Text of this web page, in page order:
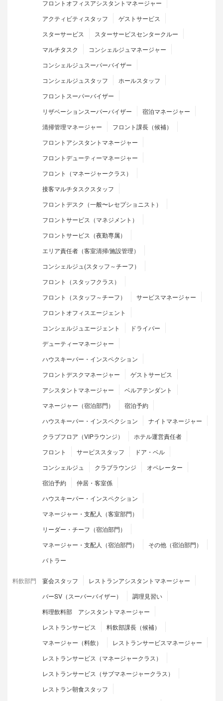
フロントオフィスアシスタントマネージャー
アクティビティスタッフ
ゲストサービス
スターサービス
スターサービスセンタークルー
マルチタスク
コンシェルジュマネージャー
コンシェルジュスーパーバイザー
コンシェルジュスタッフ
ホールスタッフ
フロントスーパーバイザー
リザベーションスーパーバイザー
宿泊マネージャー
清掃管理マネージャー
フロント課長（候補）
フロントアシスタントマネージャー
フロントデューティーマネージャー
フロント（マネージャークラス）
接客マルチタスクスタッフ
フロントデスク（一般〜レセプショニスト）
フロントサービス（マネジメント）
フロントサービス（夜勤専属）
エリア責任者（客室清掃/施設管理）
コンシェルジュ(スタッフ～チーフ）
フロント（スタッフクラス）
フロント（スタッフ～チーフ）
サービスマネージャー
フロントオフィスエージェント
コンシェルジュエージェント
ドライバー
デューティーマネージャー
ハウスキーパー・インスペクション
フロントデスクマネージャー
ゲストサービス
アシスタントマネージャー
ベルアテンダント
マネージャー（宿泊部門）
宿泊予約
ハウスキーパー・インスペクション
ナイトマネージャー
クラブフロア（VIPラウンジ）
ホテル運営責任者
フロント
サービススタッフ
ドア・ベル
コンシェルジュ
クラブラウンジ
オペレーター
宿泊予約
仲居・客室係
ハウスキーパー・インスペクション
マネージャー・支配人（客室部門）
リーダー・チーフ（宿泊部門）
マネージャー・支配人（宿泊部門）
その他（宿泊部門）
バトラー
料飲部門 宴会スタッフ
レストランアシスタントマネージャー
バーSV（スーパーバイザー）
調理見習い
料理飲料部 アシスタントマネージャー
レストランサービス
料飲部課長（候補）
マネージャー（料飲）
レストランサービスマネージャー
レストランサービス（マネージャークラス）
レストランサービス（サブマネージャークラス）
レストラン朝食スタッフ